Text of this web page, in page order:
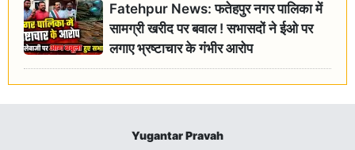
Fatehpur News: फतेहपुर नगर पालिका में
सामग्री खरीद पर बवाल ! सभासदों ने ईओ पर
लगाए भ्रष्टाचार के गंभीर आरोप
Yugantar Pravah